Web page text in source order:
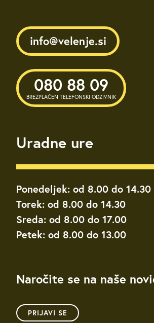
info@velenje.si
080 88 09
BREZPLAČEN TELEFONSKI ODZIVNIK
Uradne ure
Ponedeljek: od 8.00 do 14.30
Torek: od 8.00 do 14.30
Sreda: od 8.00 do 17.00
Petek: od 8.00 do 13.00
Naročite se na naše
PRIJAVI SE